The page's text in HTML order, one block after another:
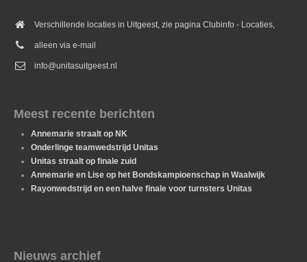
Verschillende locaties in Uitgeest, zie pagina Clubinfo - Locaties,
alleen via e-mail
info@unitasuitgeest.nl
Meest recente berichten
Annemarie straalt op NK
Onderlinge teamwedstrijd Unitas
Unitas straalt op finale zuid
Annemarie en Lise op het Bondskampioenschap in Waalwijk
Rayonwedstrijd en een halve finale voor turnsters Unitas
Nieuws archief